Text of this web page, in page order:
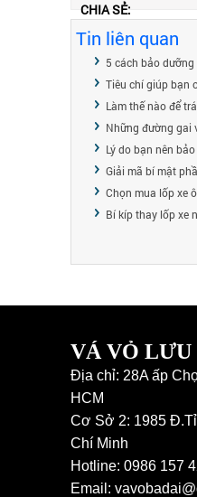
CHIA SẺ:
Tin liên quan
5 cách bảo
Tiêu chí giúp bạn
Làm thế nào để
Những đường gai
Lý do bạn nên
Giải mã bí mật
Chọn mua lốp xe
Bí kíp thay lốp xe
VÁ VỎ
Địa chỉ: 28A ấp
HCM
Cơ Sở 2: 1985
Chí Minh
Hotline: 0986 157
Email: